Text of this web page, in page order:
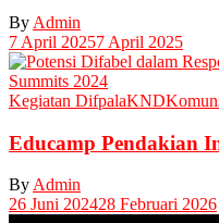
By Admin
7 April 20257 April 2025
Kegiatan DifpalaKND
Educamp Pendakian
By Admin
26 Juni 202428 Februari 2026